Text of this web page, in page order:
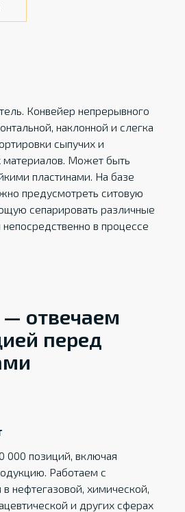
Конвейер непрерывного
наклонной и слегка
сыпучих и
материалов. Может быть
пластинами. На базе
предусмотреть ситовую
сепарировать различные
в процессе
— отвечаем
перед
000 позиций, включая
Работаем с
нефтегазовой, химической,
и других сферах